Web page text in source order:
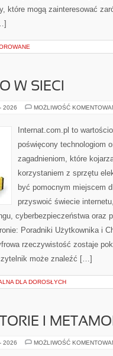
które mogą zainteresować
W SIECI
2026 MOŻLIWOŚĆ
Internat.com.pl to
poświęcony technologiom
zagadnieniom, które
korzystaniem z sprzętu
być pomocnym miejscem
przyswoić świecie
cyberbezpieczeństwa oraz
Poradniki Użytkownika i
rzeczywistość zostaje
może znaleźć […]
DLA DOROSŁYCH
I
2026 MOŻLIWOŚĆ